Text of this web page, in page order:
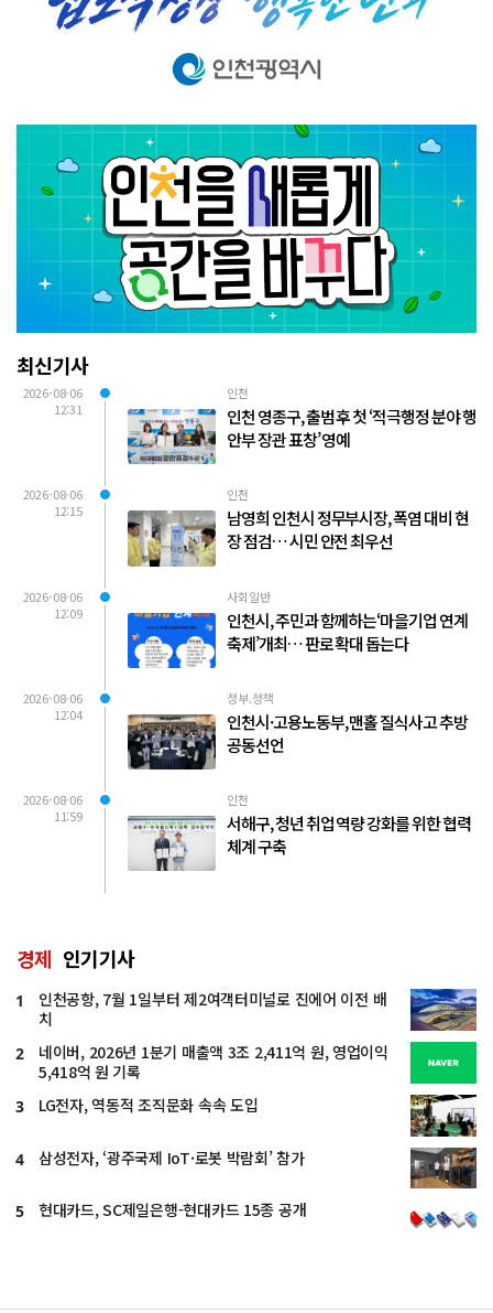
최신기사
2026-08-06
12:31
인천
인천 영종구, 출범 후 첫 ‘적극행정 분야 행
안부 장관 표창’ 영예
2026-08-06
12:15
인천
남영희 인천시 정무부시장, 폭염 대비 현
장 점검… 시민 안전 최우선
2026-08-06
12:09
사회일반
인천시, 주민과 함께하는‘마을기업 연계
축제’개최… 판로 확대 돕는다
2026-08-06
12:04
정부.정책
인천시·고용노동부, 맨홀 질식사고 추방
공동선언
2026-08-06
11:59
인천
서해구, 청년 취업 역량 강화를 위한 협력
체계 구축
경제 인기기사
1
인천공항, 7월 1일부터 제2여객터미널로 진에어 이전 배
치
2
네이버, 2026년 1분기 매출액 3조 2,411억 원, 영업이익
5,418억 원 기록
3 LG전자, 역동적 조직문화 속속 도입
4 삼성전자, ‘광주국제 IoT·로봇 박람회’ 참가
5 현대카드, SC제일은행-현대카드 15종 공개